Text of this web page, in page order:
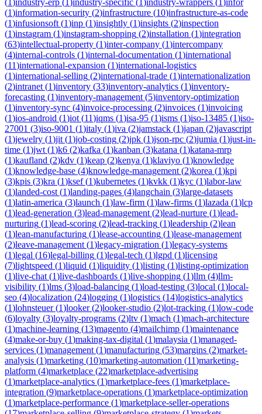
(1)information-security (2)infrastructure (10)infrastructure-as-code
(1)infusionsoft (1)inp (1)insightly (1)insights (2)inspection
(1)instagram (1)instagram-shopping (2)installation (1)integration
(63)intellectual-property (1)inter-company (1)intercompany
(4)internal-controls (1)internal-documentation (1)international
(11)international-expansion (1)international-logistics
(1)international-selling (2)international-trade (1)internationalization
(2)intranet (1)inventory (33)inventory-analytics (1)inventory-
forecasting (1)inventory-management (5)inventory-optimization
(1)inventory-sync (4)invoice-processing (2)invoices (1)invoicing
(1)ios-android (1)iot (11)iqms (1)isa-95 (1)isms (1)iso-13485 (1)iso-
27001 (3)iso-9001 (1)italy (1)iva (2)jamstack (1)japan (2)javascript
(1)jewelry (1)jit (1)job-costing (2)jpk (1)json-rpc (2)jumia (1)just-in-
time (1)jwt (1)k6 (2)kafka (1)kanban (3)katana (1)katana-mrp
(1)kaufland (2)kdv (1)keap (2)kenya (1)klaviyo (1)knowledge
(1)knowledge-base (4)knowledge-management (2)korea (1)kpi
(3)kpis (3)kra (1)ksef(1)kubernetes (1)kvkk (1)kyc (1)labor-law
(1)landed-cost (1)landing-pages (4)langchain (3)large-datasets
(1)latin-america (3)launch (1)law-firm (1)law-firms (1)lazada (1)lcp
(1)lead-generation (3)lead-management (2)lead-nurture (1)lead-
nurturing (1)lead-scoring (2)lead-tracking (1)leadership (2)lean
(1)lean-manufacturing (1)lease-accounting (1)lease-management
(2)leave-management (1)legacy-migration (1)legacy-systems
(1)legal (16)legal-billing (1)legal-tech (1)lgpd (1)licensing
(7)lightspeed (1)liquid (1)liquidity (1)listing (1)listing-optimization
(1)live-chat (1)live-dashboards (1)live-shopping (1)llm (4)llm-
visibility (1)lms (3)load-balancing (1)load-testing (3)local (1)local-
seo (4)localization (24)logging (1)logistics (14)logistics-analytics
(1)lohnsteuer(1)looker(2)looker-studio (2)lot-tracking (1)low-code
(6)loyalty (3)loyalty-programs (2)ltv (1)mach (1)mach-architecture
(1)machine-learning (13)magento (4)mailchimp (1)maintenance
(4)make-or-buy (1)making-tax-digital (1)malaysia (1)managed-
services (1)management (1)manufacturing (53)margins (2)market-
analysis (1)marketing (10)marketing-automation (11)marketing-
platform (4)marketplace (22)marketplace-advertising
(1)marketplace-analytics (1)marketplace-fees (1)marketplace-
integration (9)marketplace-operations (1)marketplace-optimization
(1)marketplace-performance (1)marketplace-seller-operations